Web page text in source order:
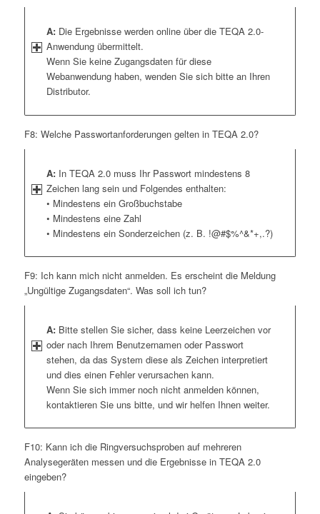
A:Die Ergebnisse werden online über die TEQA 2.0-
Anwendung übermittelt.
Wenn Sie keine Zugangsdaten für diese
Webanwendung haben, wenden Sie sich bitte an Ihren
Distributor.
F8: Welche Passwortanforderungen gelten in TEQA 2.0?
A:In TEQA 2.0 muss Ihr Passwort mindestens 8
Zeichen lang sein und Folgendes enthalten:
• Mindestens ein Großbuchstabe
• Mindestens eine Zahl
• Mindestens ein Sonderzeichen (z. B. !@#$%^&*+,.?)
F9: Ich kann mich nicht anmelden. Es erscheint die Meldung
„Ungültige Zugangsdaten“. Was soll ich tun?
A:Bitte stellen Sie sicher, dass keine Leerzeichen vor
oder nach Ihrem Benutzernamen oder Passwort
stehen, da das System diese als Zeichen interpretiert
und dies einen Fehler verursachen kann.
Wenn Sie sich immer noch nicht anmelden können,
kontaktieren Sie uns bitte, und wir helfen Ihnen weiter.
F10: Kann ich die Ringversuchsproben auf mehreren
Analysegeräten messen und die Ergebnisse in TEQA 2.0
eingeben?